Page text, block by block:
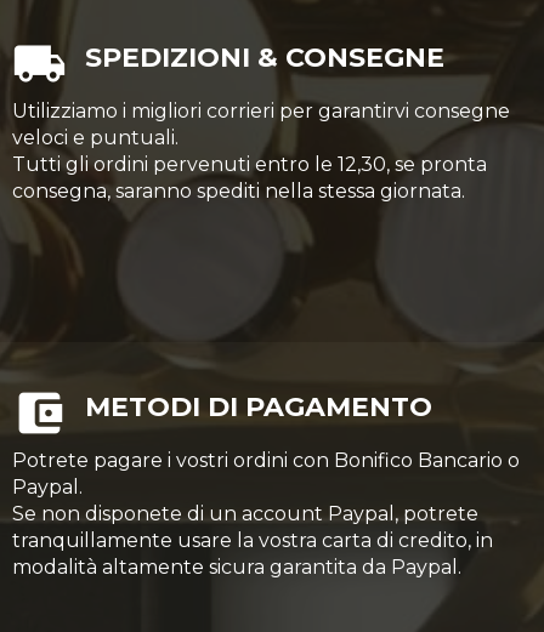
SPEDIZIONI & CONSEGNE
Utilizziamo i migliori corrieri per garantirvi consegne
veloci e puntuali.
Tutti gli ordini pervenuti entro le 12,30, se pronta
consegna, saranno spediti nella stessa giornata.
METODI DI PAGAMENTO
Potrete pagare i vostri ordini con Bonifico Bancario o
Paypal.
Se non disponete di un account Paypal, potrete
tranquillamente usare la vostra carta di credito, in
modalità altamente sicura garantita da Paypal.